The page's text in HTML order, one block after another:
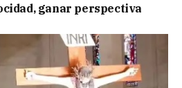
ganar perspectiva